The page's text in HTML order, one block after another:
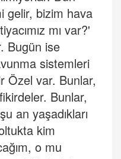
gelir, bizim hava
mı var?'
Bugün ise
sistemleri
Özel var. Bunlar,
Bunlar,
an yaşadıkları
kim
o mu